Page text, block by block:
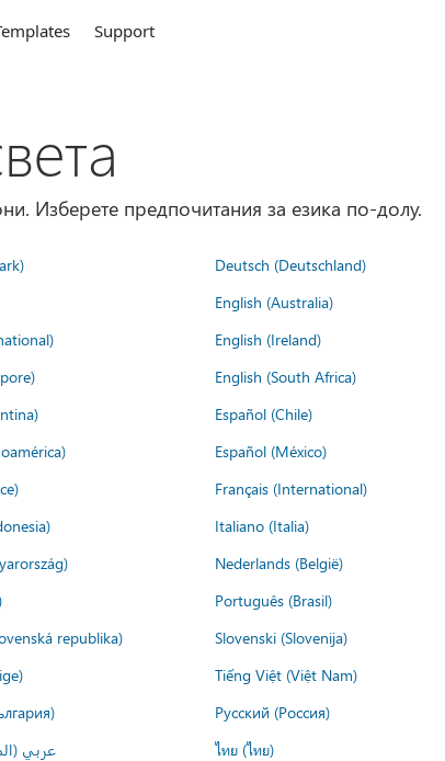
Support
Изберете предпочитания за езика по-долу.
Deutsch (Deutschland)
English (Australia)
English (Ireland)
English (South Africa)
Español (Chile)
Español (México)
Français (International)
Italiano (Italia)
Nederlands (België)
Português (Brasil)
republika) Slovenski (Slovenija)
Tiếng Việt (Việt Nam)
Русский (Россия)
عربي ไทย (ไทย)